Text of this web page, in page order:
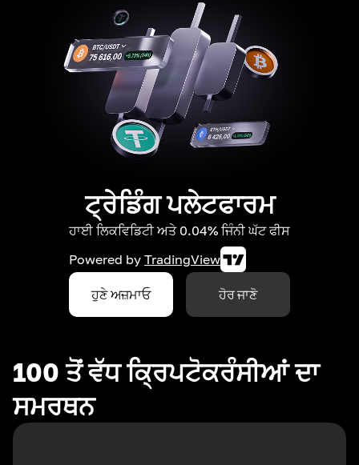
ਟ੍ਰੇਡਿੰਗ ਪਲੇਟਫਾਰਮ
ਹਾਈ ਲਿਕਵਿਡਿਟੀ ਅਤੇ 0.04% ਜਿੰਨੀ ਘੱਟ ਫੀਸ
Powered by TradingView
ਹੁਣੇ ਅਜ਼ਮਾਓ ਹੋਰ ਜਾਣੋ
100 ਤੋਂ ਵੱਧ ਕ੍ਰਿਪਟੋਕਰੰਸੀਆਂ ਦਾ
ਸਮਰਥਨ